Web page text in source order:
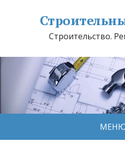
Строительство.